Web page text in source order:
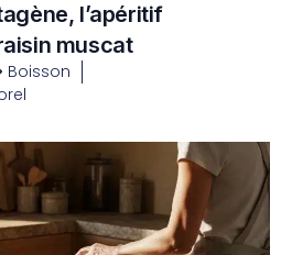
l’apéritif
muscat
Boisson